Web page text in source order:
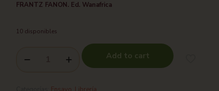
FRANTZ FANON. Ed. Wanafrica
10 disponibles
Add to cart